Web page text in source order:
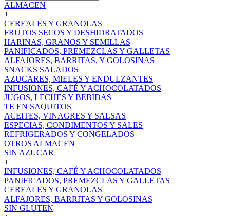
ALMACEN
+
CEREALES Y GRANOLAS
FRUTOS SECOS Y DESHIDRATADOS
HARINAS, GRANOS Y SEMILLAS
PANIFICADOS, PREMEZCLAS Y GALLETAS
ALFAJORES, BARRITAS, Y GOLOSINAS
SNACKS SALADOS
AZUCARES, MIELES Y ENDULZANTES
INFUSIONES, CAFÉ Y ACHOCOLATADOS
JUGOS, LECHES Y BEBIDAS
TE EN SAQUITOS
ACEITES, VINAGRES Y SALSAS
ESPECIAS, CONDIMENTOS Y SALES
REFRIGERADOS Y CONGELADOS
OTROS ALMACEN
SIN AZUCAR
+
INFUSIONES, CAFÉ Y ACHOCOLATADOS
PANIFICADOS, PREMEZCLAS Y GALLETAS
CEREALES Y GRANOLAS
ALFAJORES, BARRITAS Y GOLOSINAS
SIN GLUTEN